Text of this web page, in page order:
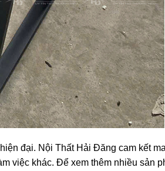
đại. Nội Thất Hải Đăng cam kết
việc khác. Để xem thêm nhiều sản